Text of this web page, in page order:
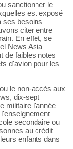
sanctionner le
est exposé
ses besoins
citer entre
En effet, se
News Asia
de faibles notes
d'avion pour les
le non-accès aux
dix-sept
militaire l'année
secondaire ou
au crédit
enfants dans